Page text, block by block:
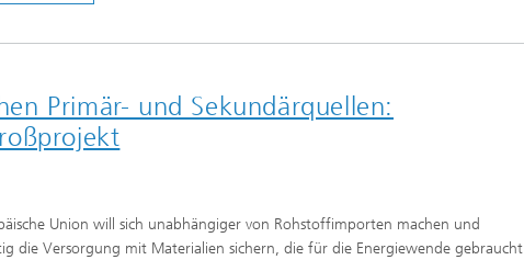
Primär- und Sekundärquellen:
Union will sich unabhängiger von Rohstoffimporten machen und
die Versorgung mit Materialien sichern, die für die Energiewende gebraucht